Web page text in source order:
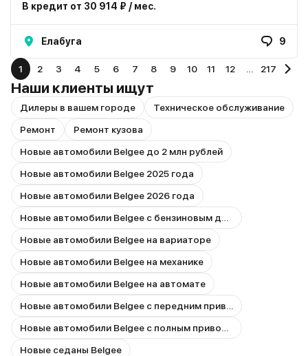
В кредит от 30 914 ₽ / мес.
Елабуга 9
1 2 3 4 5 6 7 8 9 10 11 12 217
Наши клиенты ищут
Дилеры в вашем городе
Техническое обслуживание
Ремонт
Ремонт кузова
Новые автомобили Belgee до 2 млн рублей
Новые автомобили Belgee 2025 года
Новые автомобили Belgee 2026 года
Новые автомобили Belgee на вариаторе
Новые автомобили Belgee на механике
Новые автомобили Belgee на автомате
Новые седаны Belgee